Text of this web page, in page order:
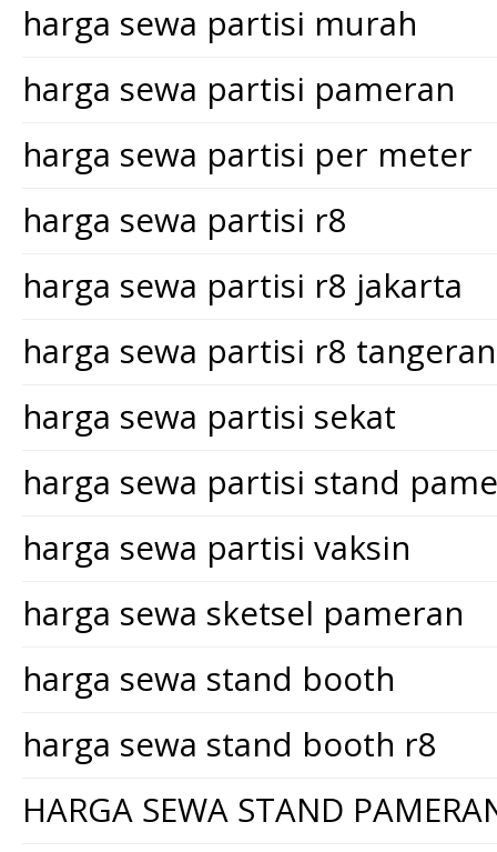
harga sewa partisi murah
harga sewa partisi pameran
harga sewa partisi per meter
harga sewa partisi r8
harga sewa partisi r8 jakarta
harga sewa partisi r8
harga sewa partisi sekat
harga sewa partisi stand
harga sewa partisi vaksin
harga sewa sketsel pameran
harga sewa stand booth
harga sewa stand booth r8
HARGA SEWA STAND